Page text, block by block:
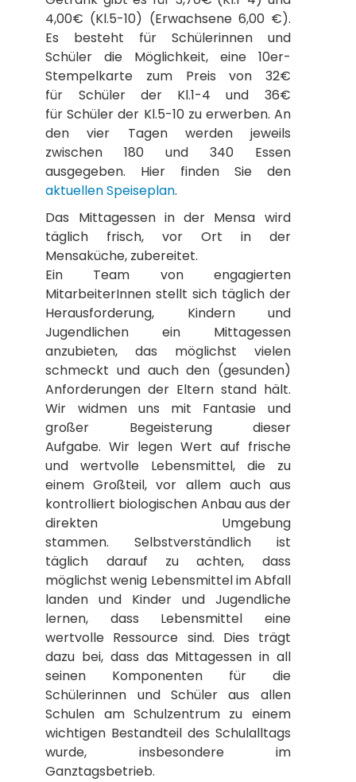
4,00€ (Kl.5-10) (Erwachsene 6,00 €).
Es besteht für Schülerinnen und
Schüler die Möglichkeit, eine 10er-
Stempelkarte zum Preis von 32€
für Schüler der Kl.1-4 und 36€
für Schüler der Kl.5-10 zu erwerben. An
den vier Tagen werden jeweils
zwischen 180 und 340 Essen
ausgegeben. Hier finden Sie den
aktuellen Speiseplan.
Das Mittagessen in der Mensa wird
täglich frisch, vor Ort in der
Mensaküche, zubereitet.
Ein Team von engagierten
MitarbeiterInnen stellt sich täglich der
Herausforderung, Kindern und
Jugendlichen ein Mittagessen
anzubieten, das möglichst vielen
schmeckt und auch den (gesunden)
Anforderungen der Eltern stand hält.
Wir widmen uns mit Fantasie und
großer Begeisterung dieser
Aufgabe. Wir legen Wert auf frische
und wertvolle Lebensmittel, die zu
einem Großteil, vor allem auch aus
kontrolliert biologischen Anbau aus der
direkten Umgebung
stammen. Selbstverständlich ist
täglich darauf zu achten, dass
möglichst wenig Lebensmittel im Abfall
landen und Kinder und Jugendliche
lernen, dass Lebensmittel eine
wertvolle Ressource sind. Dies trägt
dazu bei, dass das Mittagessen in all
seinen Komponenten für die
Schülerinnen und Schüler aus allen
Schulen am Schulzentrum zu einem
wichtigen Bestandteil des Schulalltags
wurde, insbesondere im
Ganztagsbetrieb.